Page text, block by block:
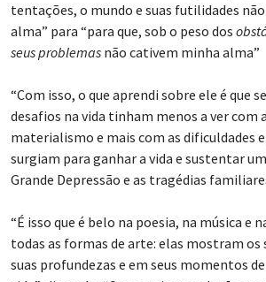
tentações, o mundo e suas futilidades
alma” para “para que, sob o peso dos
seus problemas não cativem minha alma”
“Com isso, o que aprendi sobre ele é que
desafios na vida tinham menos a ver com
materialismo e mais com as dificuldades
surgiam para ganhar a vida e sustentar
Grande Depressão e as tragédias
“É isso que é belo na poesia, na música e
todas as formas de arte: elas mostram os
suas profundezas e em seus momentos